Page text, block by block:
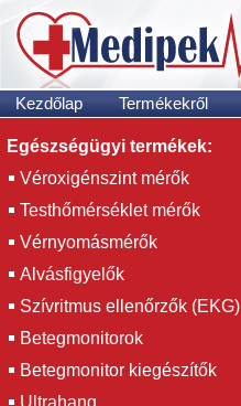
Kezdőlap Termékekről
Egészségügyi termékek:
Véroxigénszint mérők
Testhőmérséklet mérők
Vérnyomásmérők
Alvásfigyelők
Szívritmus ellenőrzők (EKG)
Betegmonitorok
Betegmonitor kiegészítők
Ultrahang